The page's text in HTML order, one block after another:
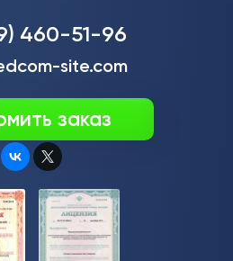
460-51-96
site.com
заказ